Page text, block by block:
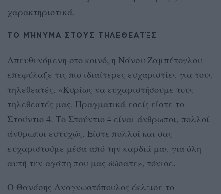
χαρακτηριστικά.
ΤΟ ΜΉΝΥΜΑ ΣΤΟΥΣ ΤΗΛΕΘΕΑΤΈΣ
Απευθυνόμενη στο κοινό, η Νάνσυ Ζαμπέτογλου
επεφύλαξε τις πιο ιδιαίτερες ευχαριστίες για τους
τηλεθεατές. «Κυρίως να ευχαριστήσουμε τους
τηλεθεατές μας. Πραγματικά εσείς είστε το
Στούντιο 4. Το Στούντιο 4 είναι άνθρωποι, πολλοί
άνθρωποι ευτυχώς. Είστε πολλοί και σας
ευχαριστούμε μέσα από την καρδιά μας για όλη
αυτή την αγάπη που μας δώσατε», τόνισε.
Ο Θανάσης Αναγνωστόπουλος έκλεισε το